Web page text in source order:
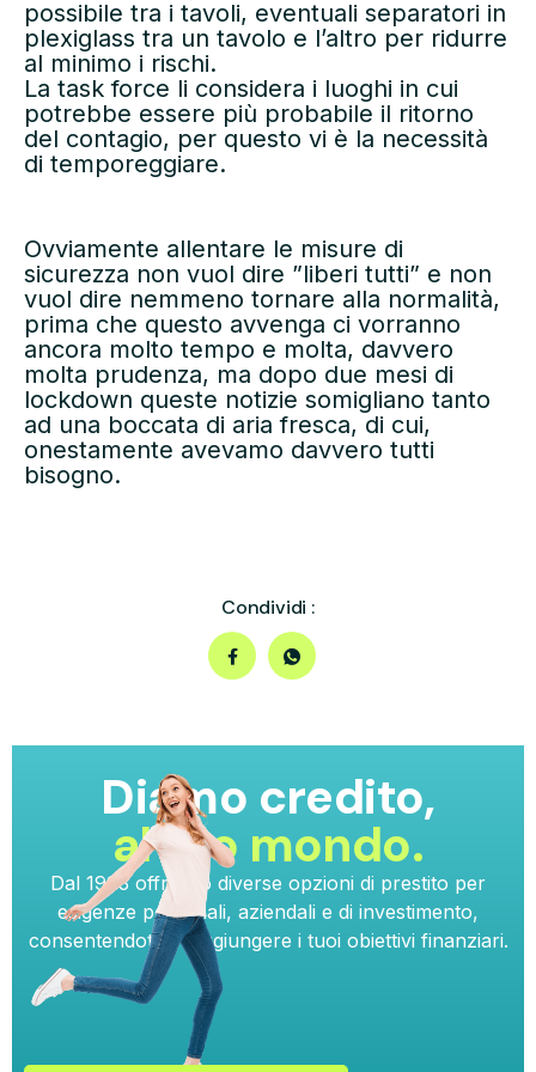
possibile tra i tavoli, eventuali separatori in
plexiglass tra un tavolo e l’altro per ridurre
al minimo i rischi.
La task force li considera i luoghi in cui
potrebbe essere più probabile il ritorno
del contagio, per questo vi è la necessità
di temporeggiare.
Ovviamente allentare le misure di
sicurezza non vuol dire ”liberi tutti” e non
vuol dire nemmeno tornare alla normalità,
prima che questo avvenga ci vorranno
ancora molto tempo e molta, davvero
molta prudenza, ma dopo due mesi di
lockdown queste notizie somigliano tanto
ad una boccata di aria fresca, di cui,
onestamente avevamo davvero tutti
bisogno.
Condividi :
Diamo credito,
al tuo mondo.
Dal 1993 offriamo diverse opzioni di prestito per
esigenze personali, aziendali e di investimento,
consentendoti di raggiungere i tuoi obiettivi finanziari.